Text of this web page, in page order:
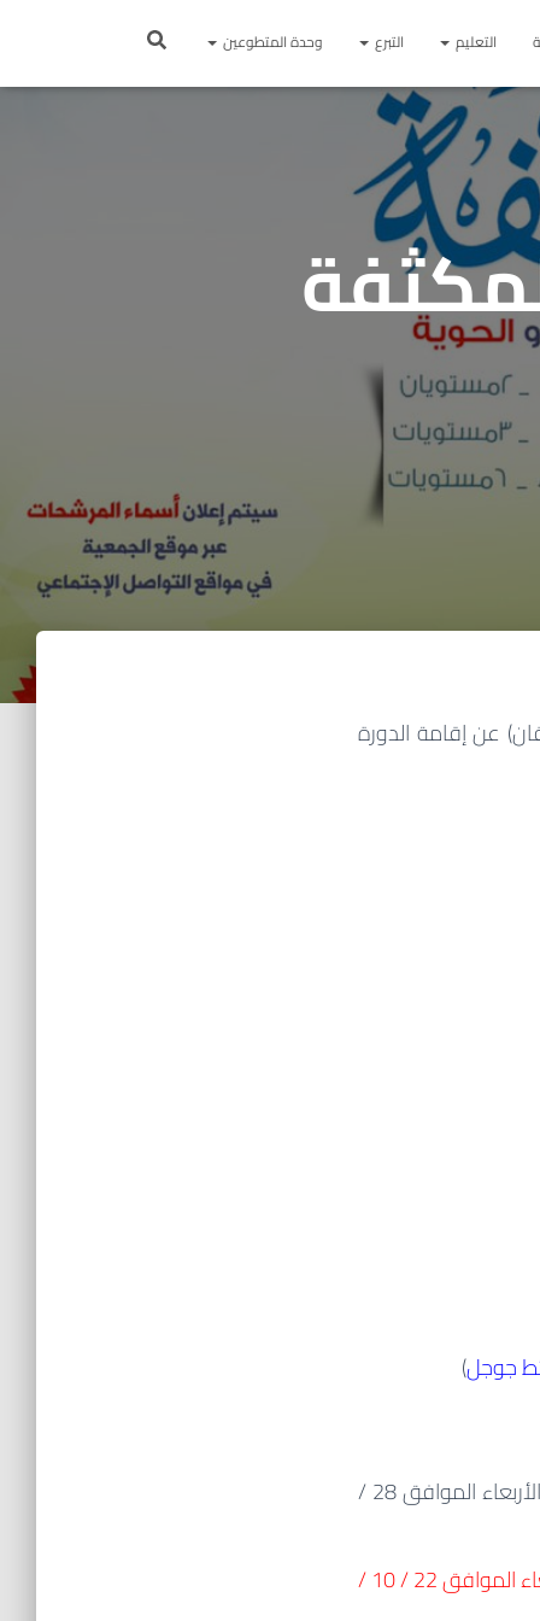
التعليم التبرع وحدة المتطوعين
عن إقامة الدورة
جوجل)
ستعقد الدورة بمشيئة الله تعالى من يوم الأحد الموافق 26 / 10 / 1437هـ حتى يوم الأربعاء الموافق 28 /
ملاحظة : سيتم إجراء المقابلات من يوم الأحد الموافق 19 / 10 / 1437هـ حتى يوم الأربعاء الموافق 22 / 10 /